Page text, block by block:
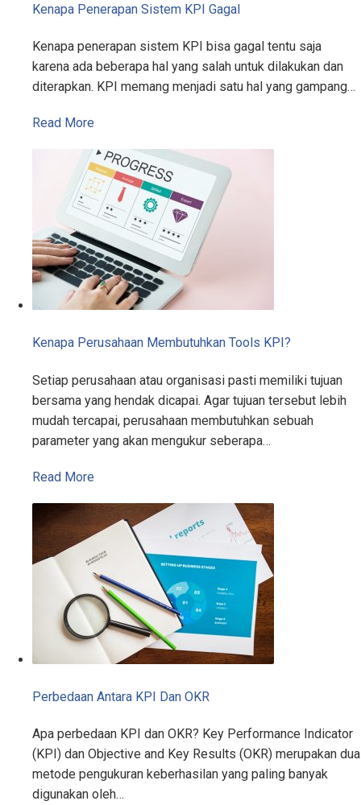
Kenapa Penerapan Sistem KPI Gagal
Kenapa penerapan sistem KPI bisa gagal tentu saja
karena ada beberapa hal yang salah untuk dilakukan dan
diterapkan. KPI memang menjadi satu hal yang gampang…
Read More
Kenapa Perusahaan Membutuhkan Tools KPI?
Setiap perusahaan atau organisasi pasti memiliki tujuan
bersama yang hendak dicapai. Agar tujuan tersebut lebih
mudah tercapai, perusahaan membutuhkan sebuah
parameter yang akan mengukur seberapa…
Read More
Perbedaan Antara KPI Dan OKR
Apa perbedaan KPI dan OKR? Key Performance Indicator
(KPI) dan Objective and Key Results (OKR) merupakan dua
metode pengukuran keberhasilan yang paling banyak
digunakan oleh…